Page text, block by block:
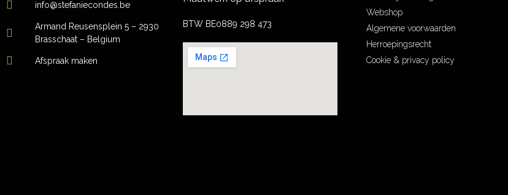
info@stefaniecondes.be
Armand Reusensplein 5 – 2930
Brasschaat – Belgium
Afspraak maken
BTW BE0889 298 473
Webshop
Algemene voorwaarden
Herroepingsrecht
Cookie & privacy policy